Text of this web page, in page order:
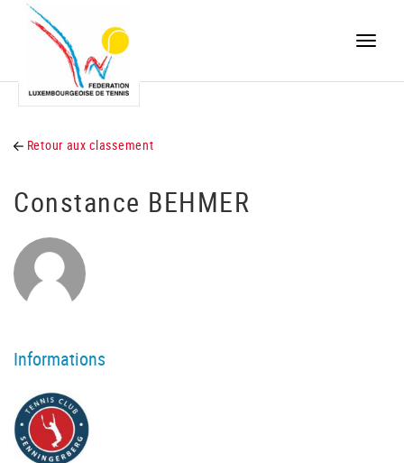
Toggle
Retour aux classement
Constance BEHMER
Informations